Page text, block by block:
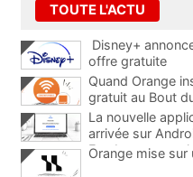
TOUTE L'ACTU
Disney+
offre gratuite
Quand Orange
gratuit au Bout
La nouvelle
arrivée sur
Freebox, testez la
Orange mise sur